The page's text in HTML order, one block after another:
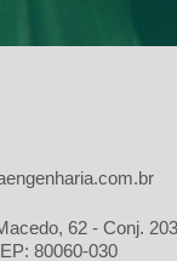
62 - Conj.
80060-030